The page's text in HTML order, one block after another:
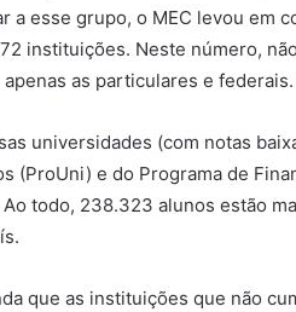
a esse grupo, o MEC levou em
instituições. Neste número,
as particulares e federais.
universidades (com notas
(ProUni) e do Programa de
todo, 238.323 alunos estão
que as instituições que não